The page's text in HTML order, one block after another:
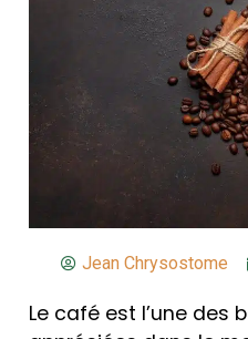
Jean Chrysostome
Le café est l’une des